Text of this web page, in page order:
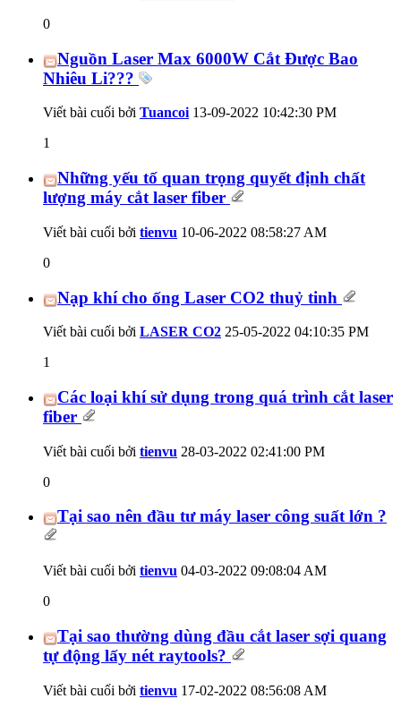
0
Nguồn Laser Max 6000W Cắt Được Bao
Nhiêu Li???
Viết bài cuối bởi Tuancoi13-09-2022 10:42:30 PM
1
Những yếu tố quan trọng quyết định chất
lượng máy cắt laser fiber
Viết bài cuối bởi tienvu 10-06-2022 08:58:27 AM
0
Nạp khí cho ống Laser CO2 thuỷ tinh
Viết bài cuối bởi LASER CO2 25-05-2022 04:10:35 PM
1
Các loại khí sử dụng trong quá trình cắt laser
fiber
Viết bài cuối bởi tienvu 28-03-2022 02:41:00 PM
0
Tại sao nên đầu tư máy laser công suất lớn ?
Viết bài cuối bởi tienvu 04-03-2022 09:08:04 AM
0
Tại sao thường dùng đầu cắt laser sợi quang
tự động lấy nét raytools?
Viết bài cuối bởi tienvu 17-02-2022 08:56:08 AM